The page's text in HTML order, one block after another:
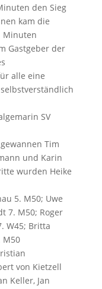
den Sieg
kam die
Minuten
Gastgeber der
alle eine
SV
Tim
und Karin
wurden Heike
5. M50; Uwe
7. M50; Roger
W45; Britta
M50
von Kietzell
Keller, Jan